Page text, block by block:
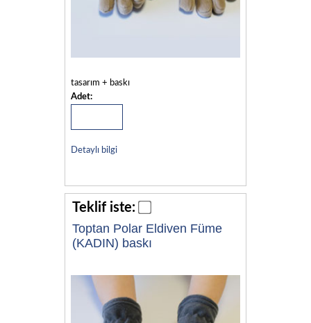
tasarım + baskı
Adet:
Detaylı bilgi
Teklif iste:
Toptan Polar Eldiven Füme
(KADIN) baskı